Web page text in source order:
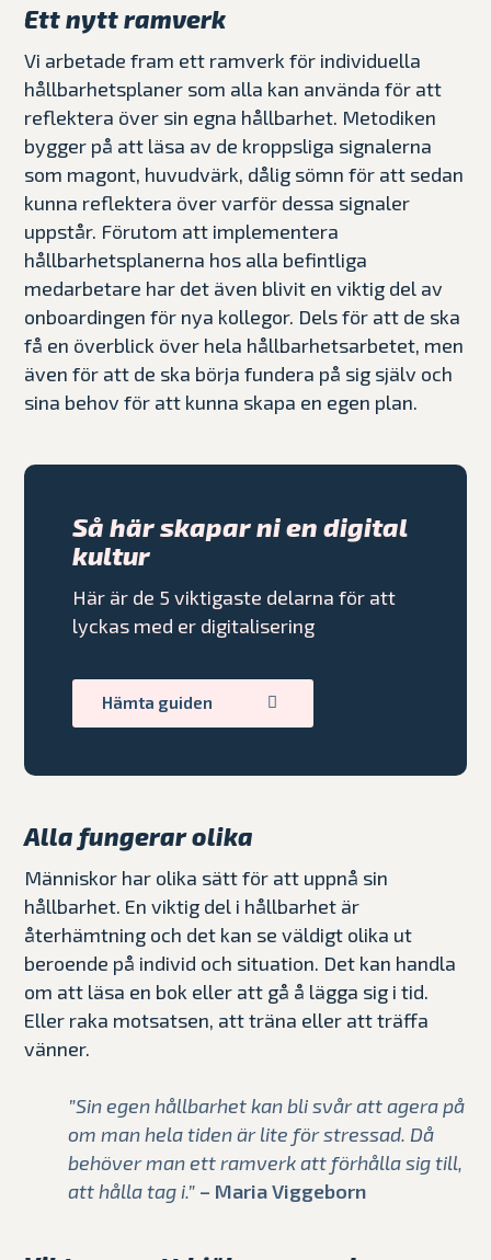
Ett nytt ramverk
Vi arbetade fram ett ramverk för individuella
hållbarhetsplaner som alla kan använda för att
reflektera över sin egna hållbarhet. Metodiken
bygger på att läsa av de kroppsliga signalerna
som magont, huvudvärk, dålig sömn för att sedan
kunna reflektera över varför dessa signaler
uppstår. Förutom att implementera
hållbarhetsplanerna hos alla befintliga
medarbetare har det även blivit en viktig del av
onboardingen för nya kollegor. Dels för att de ska
få en överblick över hela hållbarhetsarbetet, men
även för att de ska börja fundera på sig själv och
sina behov för att kunna skapa en egen plan.
Så här skapar ni en digital
kultur
Här är de 5 viktigaste delarna för att
lyckas med er digitalisering
Hämta guiden
Alla fungerar olika
Människor har olika sätt för att uppnå sin
hållbarhet. En viktig del i hållbarhet är
återhämtning och det kan se väldigt olika ut
beroende på individ och situation. Det kan handla
om att läsa en bok eller att gå å lägga sig i tid.
Eller raka motsatsen, att träna eller att träffa
vänner.
”Sin egen hållbarhet kan bli svår att agera på
om man hela tiden är lite för stressad. Då
behöver man ett ramverk att förhålla sig till,
att hålla tag i.” – Maria Viggeborn